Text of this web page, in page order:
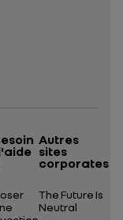
Autres
sites
corporates
The Future Is
Neutral